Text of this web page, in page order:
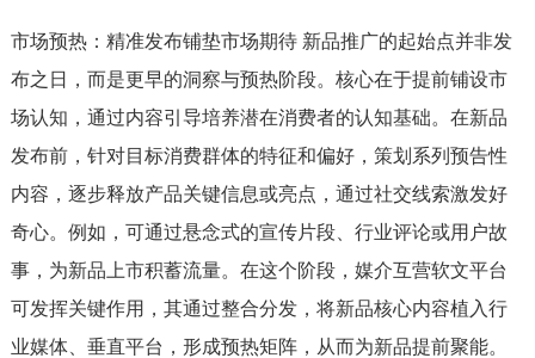
市场预热：精准发布铺垫市场期待 新品推广的起始点并非发
布之日，而是更早的洞察与预热阶段。核心在于提前铺设市
场认知，通过内容引导培养潜在消费者的认知基础。在新品
发布前，针对目标消费群体的特征和偏好，策划系列预告性
内容，逐步释放产品关键信息或亮点，通过社交线索激发好
奇心。例如，可通过悬念式的宣传片段、行业评论或用户故
事，为新品上市积蓄流量。在这个阶段，媒介互营软文平台
可发挥关键作用，其通过整合分发，将新品核心内容植入行
业媒体、垂直平台，形成预热矩阵，从而为新品提前聚能。